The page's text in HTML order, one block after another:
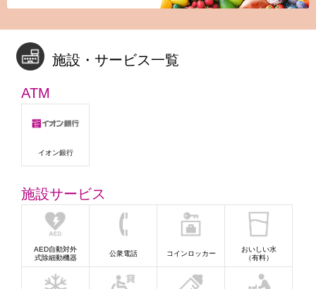
施設・サービス一覧
ATM
イオン銀行
施設サービス
AED自動対外
式除細動機器
公衆電話 コインロッカー
おいしい水
（有料）